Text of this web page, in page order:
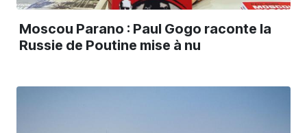
Moscou Parano : Paul Gogo raconte la
Russie de Poutine mise à nu